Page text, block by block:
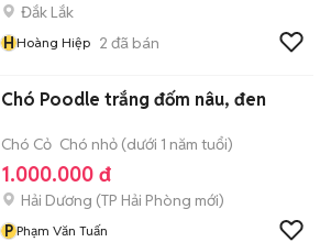
Đắk Lắk
HHoàng Hiệp 2 đã bán
Chó Poodle trắng đốm nâu, đen
Chó Cỏ Chó nhỏ (dưới 1 năm tuổi)
1.000.000 đ
Hải Dương (TP Hải Phòng mới)
P Phạm Văn Tuấn